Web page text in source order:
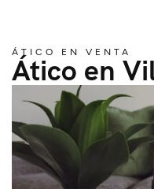
ÁTICO EN VENTA
Ático en